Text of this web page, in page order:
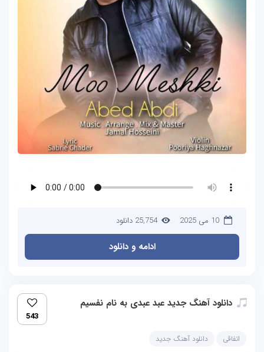
10 می 2025 25,754 دانلود
ادامه و دانلود
دانلود آهنگ جدید عبد عبدی به نام نفسیم
543
اتفاقی دانلود آهنگ جدید